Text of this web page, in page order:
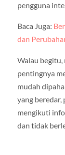
pengguna
Baca Juga:
dan
Walau begitu,
pentingnya
mudah
yang beredar,
mengikuti
dan tidak